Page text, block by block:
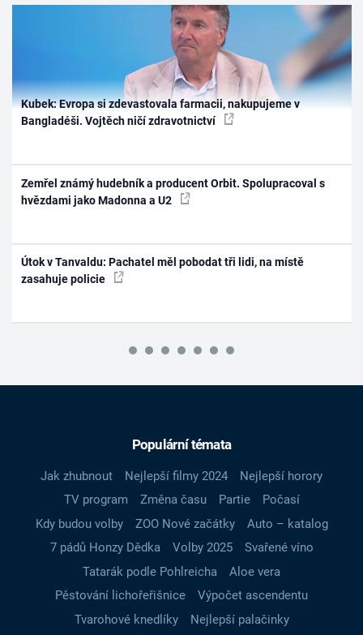
Kubek: Evropa si zdevastovala farmacii, nakupujeme v
Bangladéši. Vojtěch ničí zdravotnictví
Zemřel známý hudebník a producent Orbit. Spolupracoval s
hvězdami jako Madonna a U2
Útok v Tanvaldu: Pachatel měl pobodat tři lidi, na místě
zasahuje policie
Populární témata
Jak zhubnout Nejlepší filmy 2024
Nejlepší horory
TV program
Změna času Partie
Počasí
Kdy budou volby
ZOO Nové začátky
Auto – katalog
7 pádů Honzy Dědka
Volby 2025
Svařené víno
Tatarák podle Pohlreicha
Aloe vera
Pěstování lichořeřišnice
Výpočet ascendentu
Tvarohové knedlíky
Nejlepší palačinky